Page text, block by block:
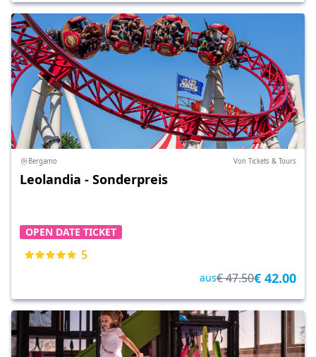
Bergamo Von Tickets & Tours
Leolandia - Sonderpreis
OPEN DATE TICKET
5
aus€ 47.50€ 42.00